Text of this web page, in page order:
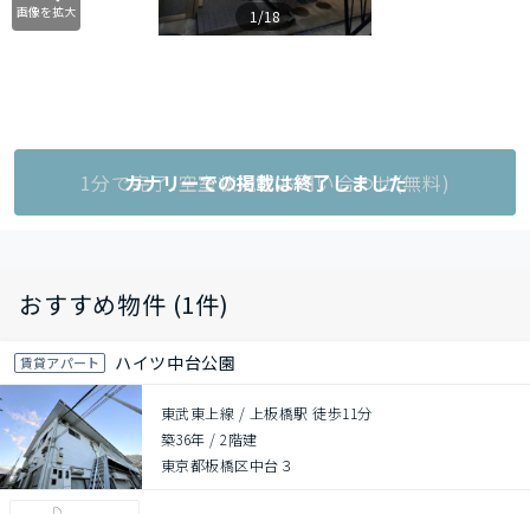
画像を拡大 1/18
1分で完了!空室状況をお問い合わせ(無料)
カナリーでの掲載は終了しました
おすすめ物件 (1件)
賃貸アパート ハイツ中台公園
東武東上線 / 上板橋駅 徒歩11分
築36年 /2階建
東京都板橋区中台３